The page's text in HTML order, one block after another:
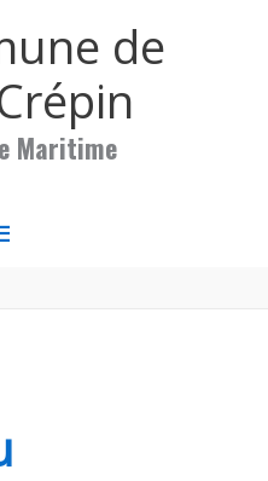
de
Maritime